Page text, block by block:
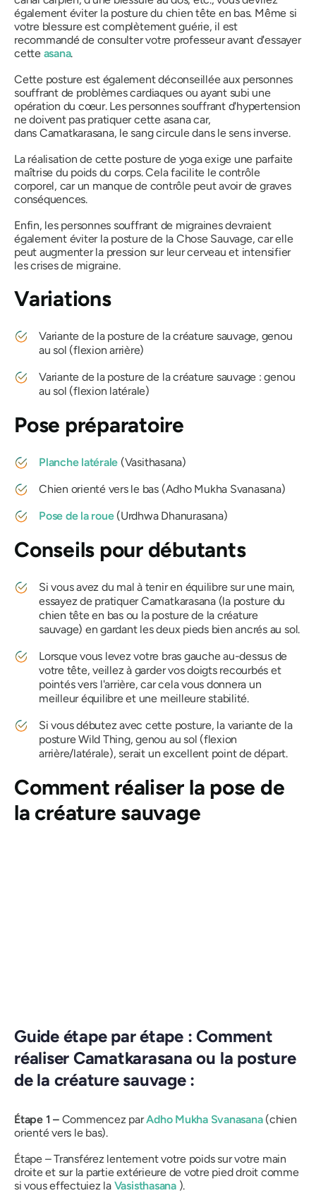
également éviter la posture du chien tête en bas. Même si
votre blessure est complètement guérie, il est
recommandé de consulter votre professeur avant d'essayer
cette asana.
Cette posture est également déconseillée aux personnes
souffrant de problèmes cardiaques ou ayant subi une
opération du cœur. Les personnes souffrant d'hypertension
ne doivent pas pratiquer cette asanacar,
dans Camatkarasana, le sang circule dans le sens inverse.
La réalisation de cette posture de yoga exige une parfaite
maîtrise du poids du corps. Cela facilite le contrôle
corporel, car un manque de contrôle peut avoir de graves
conséquences.
Enfin, les personnes souffrant de migraines devraient
également éviter la posture de la Chose Sauvage, car elle
peut augmenter la pression sur leur cerveau et intensifier
les crises de migraine.
Variations
Variante de la posture de la créature sauvage, genou
au sol (flexion arrière)
Variante de la posture de la créature sauvage : genou
au sol (flexion latérale)
Pose préparatoire
Planche latérale (Vasithasana)
Chien orienté vers le bas (Adho Mukha Svanasana)
Pose de la roue(Urdhwa Dhanurasana)
Conseils pour débutants
Si vous avez du mal à tenir en équilibre sur une main,
essayez de pratiquerCamatkarasana(la posture du
chien tête en bas ou la posture de la créature
sauvage) en gardant les deux pieds bien ancrés au sol.
Lorsque vous levez votre bras gauche au-dessus de
votre tête, veillez à garder vos doigts recourbés et
pointés vers l'arrière, car cela vous donnera un
meilleur équilibre et une meilleure stabilité.
Si vous débutez avec cette posture, la variante de la
posture Wild Thing, genou au sol (flexion
arrière/latérale), serait un excellent point de départ.
Comment réaliser la pose de
la créature sauvage
Guide étape par étape : Comment
réaliser Camatkarasana ou la posture
de la créature sauvage :
Étape 1 –Commencez parAdho Mukha Svanasana(chien
orienté vers le bas).
Étape – Transférez lentement votre poids sur votre main
droite et sur la partie extérieure de votre pied droit comme
si vous effectuiez la Vasisthasana).